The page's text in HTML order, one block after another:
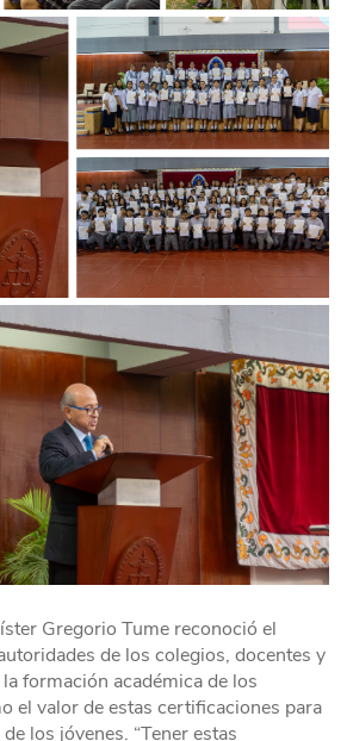
Gregorio Tume reconoció el
de los colegios, docentes y
formación académica de los
el valor de estas certificaciones para
los jóvenes. “Tener estas